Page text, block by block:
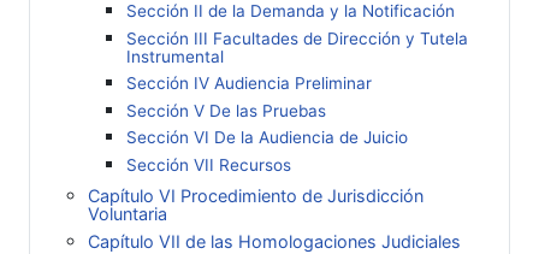
Sección II de la Demanda y la Notificación
Sección III Facultades de Dirección y Tutela
Instrumental
Sección IV Audiencia Preliminar
Sección V De las Pruebas
Sección VI De la Audiencia de Juicio
Sección VII Recursos
Capítulo VI Procedimiento de Jurisdicción
Voluntaria
Capítulo VII de las Homologaciones Judiciales